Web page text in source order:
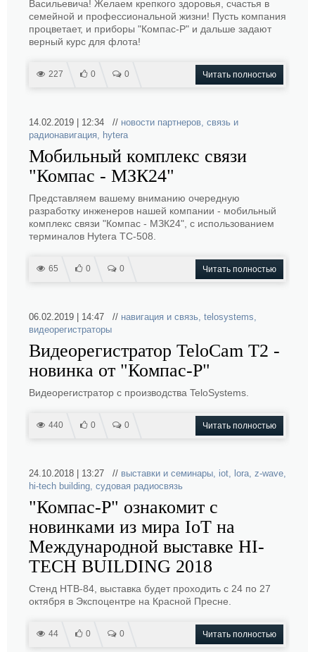
Васильевича! Желаем крепкого здоровья, счастья в
семейной и профессиональной жизни! Пусть компания
процветает, и приборы "Компас-Р" и дальше задают
верный курс для флота!
227 0 0 Читать полностью
14.02.2019 | 12:34 // новости партнеров, связь и
радионавигация, hytera
Мобильный комплекс связи
"Компас - МЗК24"
Представляем вашему вниманию очередную
разработку инженеров нашей компании - мобильный
комплекс связи "Компас - МЗК24", с использованием
терминалов Hytera TC-508.
65 0 0 Читать полностью
06.02.2019 | 14:47 // навигация и связь, telosystems,
видеорегистраторы
Видеорегистратор TeloCam T2 -
новинка от "Компас-Р"
Видеорегистратор с производства TeloSystems.
440 0 0 Читать полностью
24.10.2018 | 13:27 // выставки и семинары, iot, lora, z-wave,
hi-tech building, судовая радиосвязь
"Компас-Р" ознакомит с
новинками из мира IoT на
Международной выставке HI-
TECH BUILDING 2018
Стенд НТВ-84, выставка будет проходить с 24 по 27
октября в Экспоцентре на Красной Пресне.
44 0 0 Читать полностью